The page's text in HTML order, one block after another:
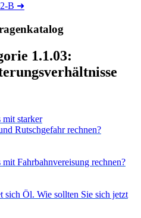
B ➜
1.1.03:
mit starker
Rutschgefahr rechnen?
mit Fahrbahnvereisung rechnen?
sich Öl. Wie sollten Sie sich jetzt